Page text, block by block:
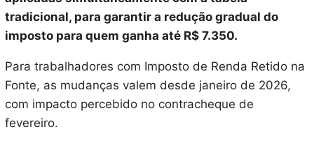
tradicional, para garantir a redução gradual do
imposto para quem ganha até R$ 7.350.
Para trabalhadores com Imposto de Renda Retido na
Fonte, as mudanças valem desde janeiro de 2026,
com impacto percebido no contracheque de
fevereiro.